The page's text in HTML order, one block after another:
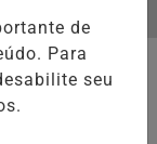
JEQUIÉ E
MENU
de
Para
seu